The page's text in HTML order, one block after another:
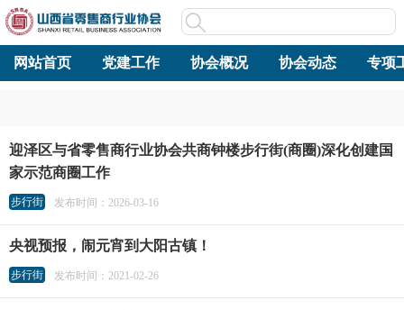
网站首页 党建工作 协会概况 协会动态 专项
迎泽区与省零售商行业协会共商钟楼步行街(商圈)深化创建国
家示范商圈工作
步行街 发布时间：2026-03-16
央视预报，闹元宵到大阳古镇！
步行街 发布时间：2021-02-26